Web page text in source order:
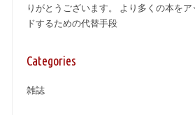
りがとうございます。 より多くの本をア
ドするための代替手段
Categories
雑誌